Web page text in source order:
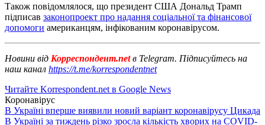
Також повідомлялося, що президент США Дональд Трамп
підписав законопроект про надання соціальної та фінансової
допомоги американцям, інфікованим коронавірусом.
Новини від Корреспондент.netв Telegram. Підписуйтесь на
наш канал https://t.me/korrespondentnet
Читайте Korrespondent.net в Google News
Коронавірус
В Україні вперше виявили новий варіант коронавірусу Цикада
В Україні за тиждень різко зросла кількість хворих на COVID-